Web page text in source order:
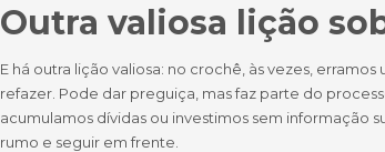
Outra valiosa lição
E há outra lição valiosa: no crochê, às vezes,
refazer. Pode dar preguiça, mas faz parte do
acumulamos dívidas ou investimos sem informação
rumo e seguir em frente.